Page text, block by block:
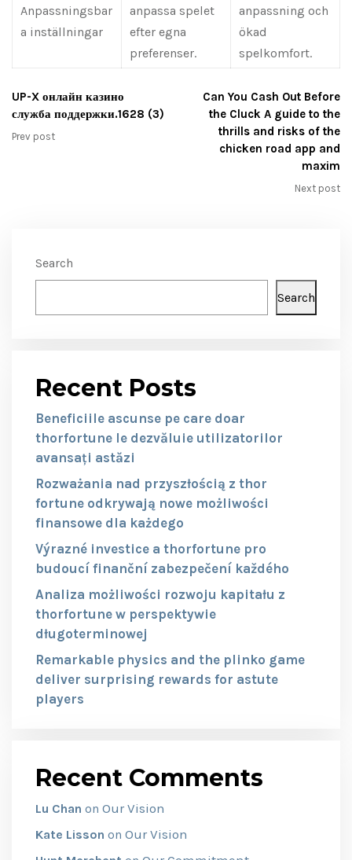
Anpassningsbar
a inställningar
anpassa spelet
efter egna
preferenser.
anpassning och
ökad
spelkomfort.
UP-X онлайн казино
служба поддержки.1628 (3)
Prev post
Can You Cash Out Before
the Cluck A guide to the
thrills and risks of the
chicken road app and
maxim
Next post
Search
Search
Recent Posts
Beneficiile ascunse pe care doar
thorfortune le dezvăluie utilizatorilor
avansați astăzi
Rozważania nad przyszłością z thor
fortune odkrywają nowe możliwości
finansowe dla każdego
Výrazné investice a thorfortune pro
budoucí finanční zabezpečení každého
Analiza możliwości rozwoju kapitału z
thorfortune w perspektywie
długoterminowej
Remarkable physics and the plinko game
deliver surprising rewards for astute
players
Recent Comments
Lu Chan on Our Vision
Kate Lisson on Our Vision